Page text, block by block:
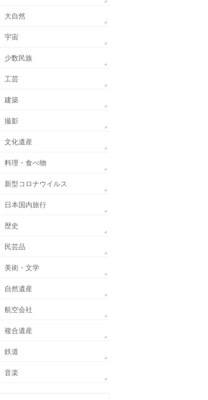
大自然
宇宙
少数民族
工芸
建築
撮影
文化遺産
料理・食べ物
新型コロナウイルス
日本国内旅行
歴史
民芸品
美術・文学
自然遺産
航空会社
複合遺産
鉄道
音楽